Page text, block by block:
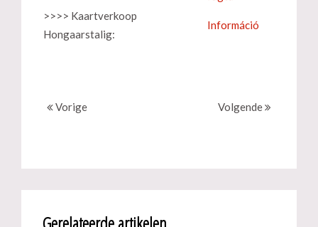
>>>> Kaartverkoop
Hongaarstalig:
Információ
Vorige Volgende